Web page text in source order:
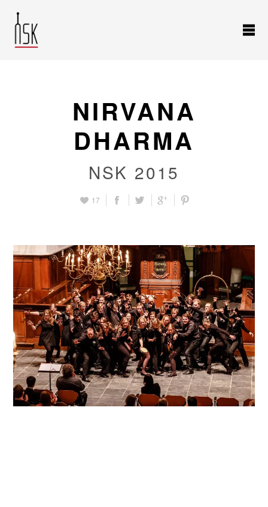
NIRVANA
DHARMA
NSK 2015
17